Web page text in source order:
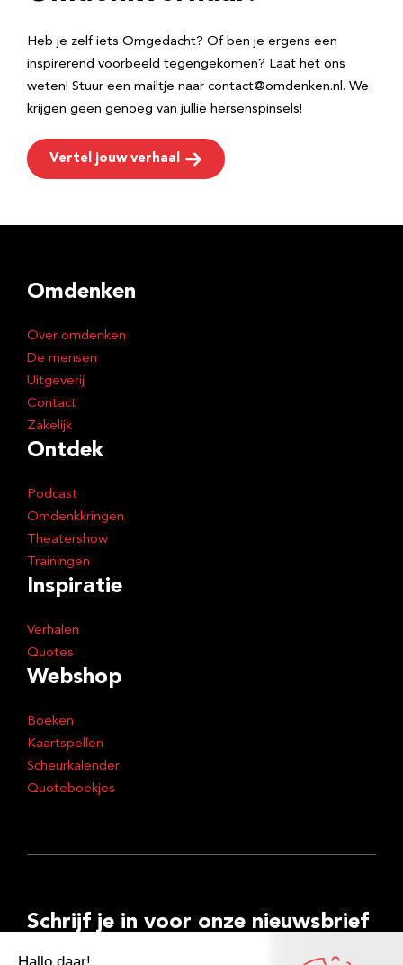
Heb je zelf iets Omgedacht? Of ben je ergens een
inspirerend voorbeeld tegengekomen? Laat het ons
weten! Stuur een mailtje naar contact@omdenken.nl. We
krijgen geen genoeg van jullie hersenspinsels!
Vertel jouw verhaal
Omdenken
Over omdenken
De mensen
Uitgeverij
Contact
Zakelijk
Ontdek
Podcast
Omdenkkringen
Theatershow
Trainingen
Inspiratie
Verhalen
Quotes
Webshop
Boeken
Kaartspellen
Scheurkalender
Quoteboekjes
Schrijf je in voor onze nieuwsbrief